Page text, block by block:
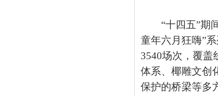
“十四五”期间
童年六月狂嗨”
3540场次，覆盖
体系、椰雕文创
保护的桥梁等多